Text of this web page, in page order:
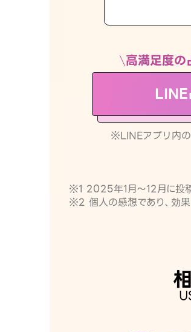
高満足度の
LINE
※LINEアプリ内
※1 2025年1月〜12月に投
※2 個人の感想であり、効果